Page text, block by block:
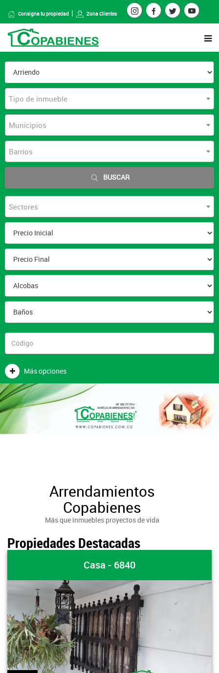
Consigna tu propiedad Zona Clientes
Tipo de inmueble
Municipios
Barrios
BUSCAR
Sectores
Más opciones
Arrendamientos
Copabienes
Más que inmuebles proyectos de vida
Propiedades Destacadas
Casa - 6840